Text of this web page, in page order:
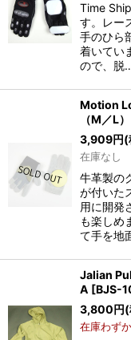
Time
す。レー
手のひら
着いてい
ので、脱
Motion
（M／L）
3,909円(
在庫なし
牛革製の
が付いた
用に開発
も楽しめ
て手を地
Jalian
A [BJS-
3,800円
在庫わずか